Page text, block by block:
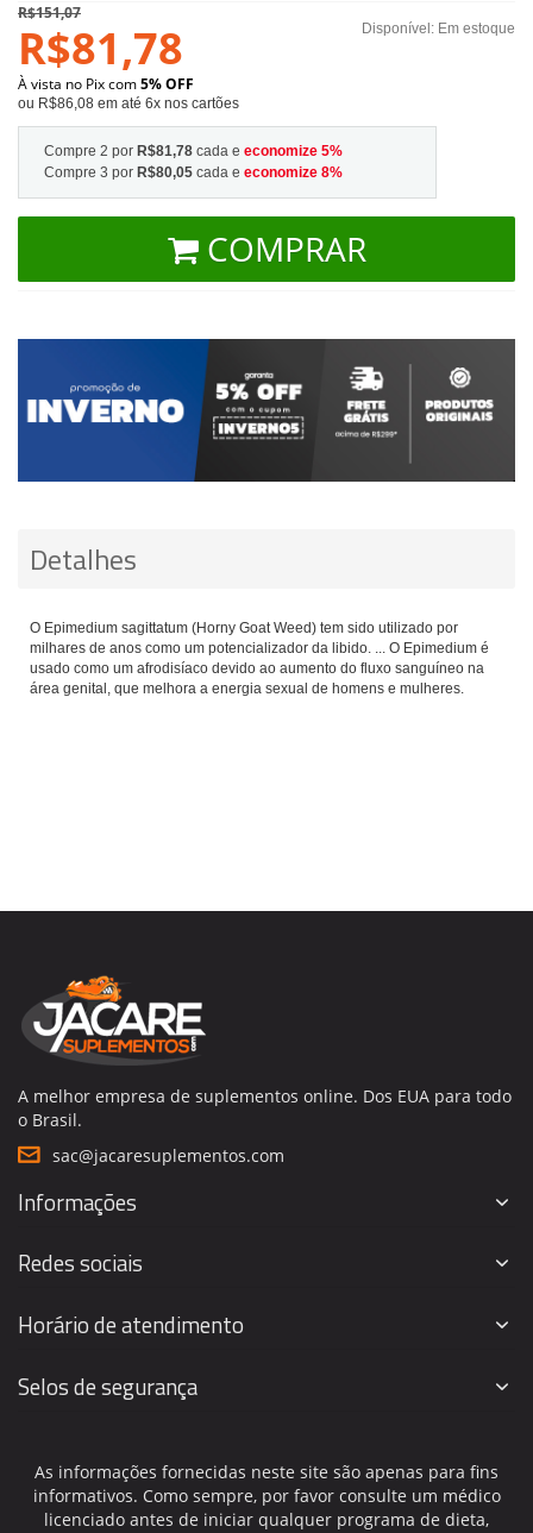
Disponível: Em estoque
R$151,07
R$81,78
À vista no Pix com5% OFF
ou R$86,08 em até 6x nos cartões
Compre 2 por R$81,78 cada e economize 5%
Compre 3 por R$80,05 cada e economize 8%
COMPRAR
Detalhes
O Epimedium sagittatum (Horny Goat Weed) tem sido utilizado por
milhares de anos como um potencializador da libido. ... O Epimedium é
usado como um afrodisíaco devido ao aumento do fluxo sanguíneo na
área genital, que melhora a energia sexual de homens e mulheres.
A melhor empresa de suplementos online. Dos EUA para todo
o Brasil.
sac@jacaresuplementos.com
Informações
Redes sociais
Horário de atendimento
Selos de segurança
As informações fornecidas neste site são apenas para fins
informativos. Como sempre, por favor consulte um médico
licenciado antes de iniciar qualquer programa de dieta,